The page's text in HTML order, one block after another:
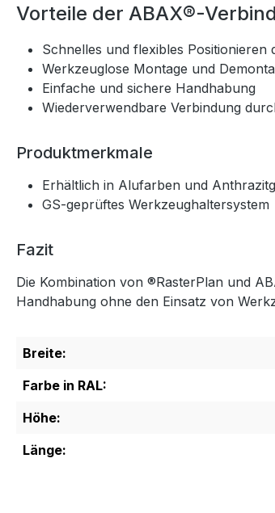
Vorteile der ABAX®-
Schnelles und flexibles Positionieren
Werkzeuglose Montage und
Einfache und sichere Handhabung
Wiederverwendbare Verbindung
Produktmerkmale
Erhältlich in Alufarben und
GS-geprüftes Werkzeughaltersystem
Fazit
Die Kombination von ®RasterPlan und
Handhabung ohne den Einsatz von
Breite:
Farbe in RAL:
Höhe:
Länge: